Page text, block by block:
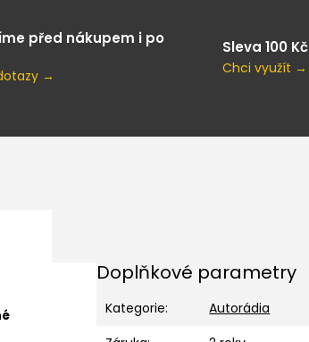
před nákupem i po
→
Sleva 100
Chci využít →
Doplňkové parametry
Kategorie:
Autorádia